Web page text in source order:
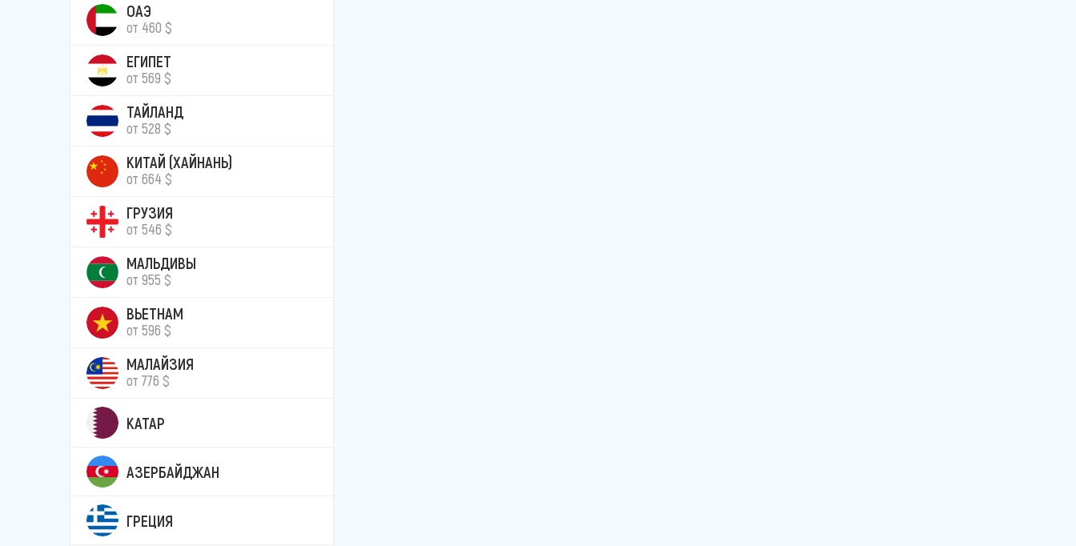
ОАЭ
от 460 $
ЕГИПЕТ
от 569 $
ТАЙЛАНД
от 528 $
КИТАЙ (ХАЙНАНЬ)
от 664 $
ГРУЗИЯ
от 546 $
МАЛЬДИВЫ
от 955 $
ВЬЕТНАМ
от 596 $
МАЛАЙЗИЯ
от 776 $
КАТАР
АЗЕРБАЙДЖАН
ГРЕЦИЯ